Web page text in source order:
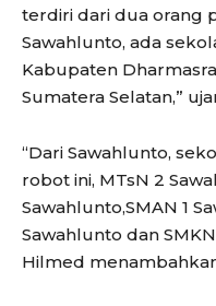
terdiri dari dua orang
Sawahlunto, ada
Kabupaten
Sumatera Selatan,”
“Dari Sawahlunto,
robot ini, MTsN 2
Sawahlunto,SMAN 1
Sawahlunto dan
Hilmed